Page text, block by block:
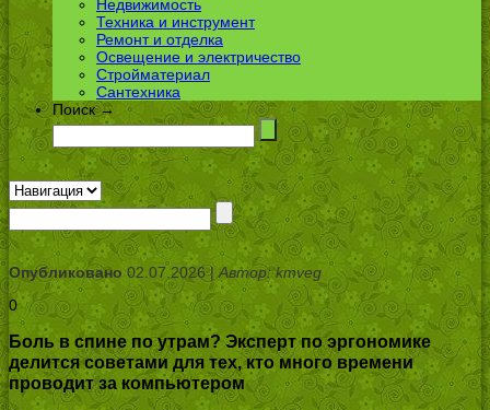
Недвижимость
Техника и инструмент
Ремонт и отделка
Освещение и электричество
Стройматериал
Сантехника
Поиск →
Опубликовано02.07.2026 |Автор: kmveg
0
Боль в спине по утрам? Эксперт по эргономике
делится советами для тех, кто много времени
проводит за компьютером